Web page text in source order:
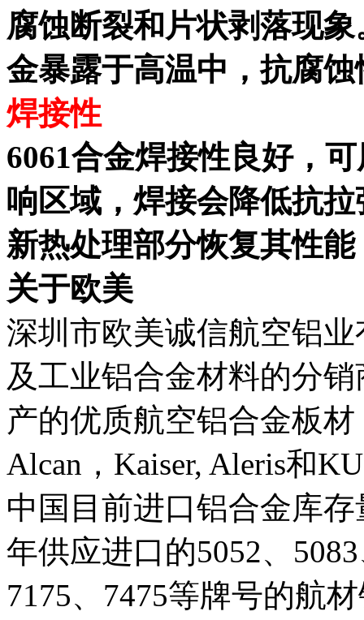
腐蚀断裂和片状剥落现
金暴露于高温中，抗腐
焊接性
6061合金焊接性良好，
响区域，焊接会降低抗
新热处理部分恢复其性
关于欧美
深圳市欧美诚信航空铝
及工业铝合金材料的分
产的优质航空铝合金板
Alcan，Kaiser, Aleris和
中国目前进口铝合金库
年供应进口的5052、
7175、7475等牌号的航